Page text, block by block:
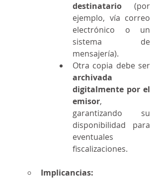
destinatario (por
ejemplo, vía correo
electrónico o un
sistema de
mensajería).
archivada
digitalmente por el
emisor,
garantizando su
disponibilidad para
eventuales
fiscalizaciones.
Implicancias: